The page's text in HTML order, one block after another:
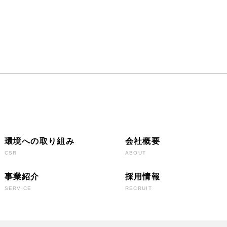
環境への取り組み
CSR
事業紹介
SERVICE
会社概要
ABOUT
採用情報
RECRUIT